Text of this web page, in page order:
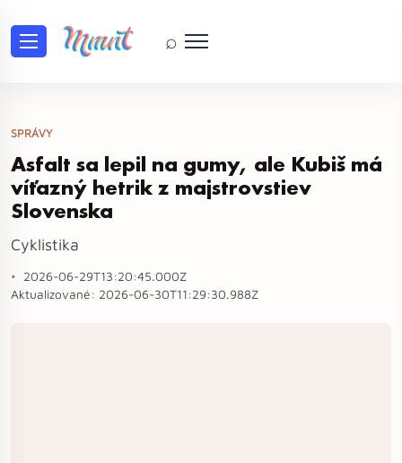
⌕
SPRÁVY
Asfalt sa lepil na gumy, ale Kubiš má
víťazný hetrik z majstrovstiev
Slovenska
Cyklistika
2026-06-29T13:20:45.000Z
Aktualizované: 2026-06-30T11:29:30.988Z